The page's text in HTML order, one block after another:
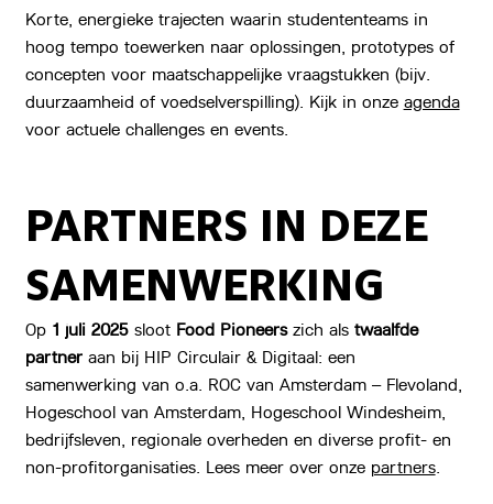
Korte, energieke trajecten waarin studententeams in
hoog tempo toewerken naar oplossingen, prototypes of
concepten voor maatschappelijke vraagstukken (bijv.
duurzaamheid of voedselverspilling). Kijk in onze agenda
voor actuele challenges en events.
PARTNERS IN DEZE
SAMENWERKING
Op 1 juli 2025sloot Food Pioneerszich als twaalfde
partneraan bij HIP Circulair & Digitaal: een
samenwerking van o.a. ROC van Amsterdam – Flevoland,
Hogeschool van Amsterdam, Hogeschool Windesheim,
bedrijfsleven, regionale overheden en diverse profit- en
non-profitorganisaties. Lees meer over onze partners.